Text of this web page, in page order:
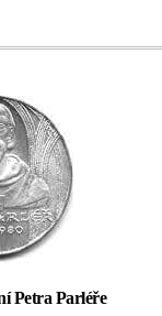
Petra Parléře